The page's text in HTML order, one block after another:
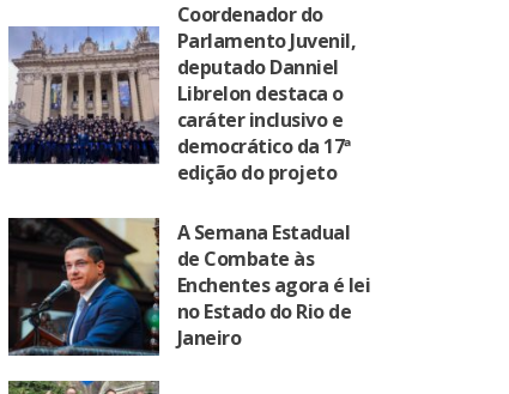
Coordenador do
Parlamento Juvenil,
deputado Danniel
Librelon destaca o
caráter inclusivo e
democrático da 17ª
edição do projeto
A Semana Estadual
de Combate às
Enchentes agora é lei
no Estado do Rio de
Janeiro